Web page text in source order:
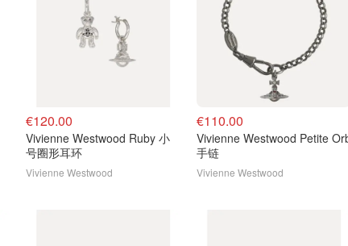
€120.00
Vivienne Westwood Ruby 小
号圈形耳环
Vivienne Westwood
€110.00
Vivienne Westwood Petite
手链
Vivienne Westwood